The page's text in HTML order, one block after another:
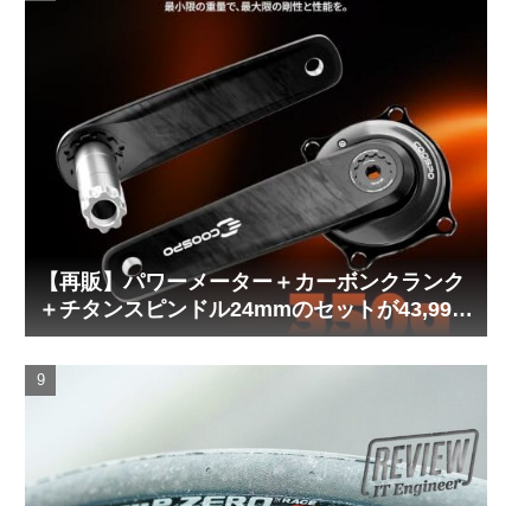
【再販】パワーメーター＋カーボンクランク
＋チタンスピンドル24mmのセットが43,999
円！